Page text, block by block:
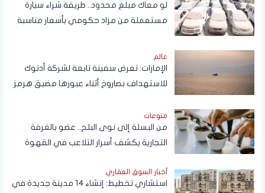
لو معاك مبلغ محدود.. طريقة شراء سيارة
مستعملة من مزاد حكومي بأسعار مناسبة
عالم
الإمارات: تعرض سفينة تابعة لشركة أدنوك
للاستهداف بصاروخ أثناء عبورها مضيق هرمز
منوعات
من البسلة إلى نوى البلح.. عضو بالغرفة
التجارية يكشف أسرار التلاعب في القهوة
أخبار السوق العقاري
استشاري تخطيط: إنشاء 14 مدينة جديدة في